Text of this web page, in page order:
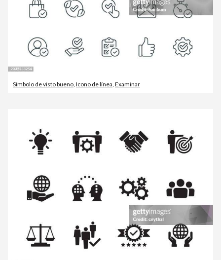
Símbolo de visto bueno, Icono de línea, Examinar